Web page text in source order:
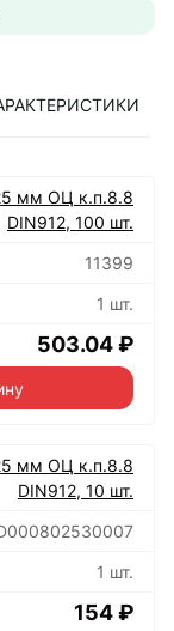
мм ОЦ к.п.8.8
DIN912, 100 шт.
11399
1 шт.
503.04 ₽
мм ОЦ к.п.8.8
DIN912, 10 шт.
1 шт.
154 ₽